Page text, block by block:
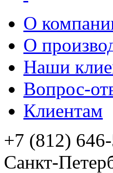
О
О
Наши
Вопрос-
Клиентам
+7 (812)
Санкт-